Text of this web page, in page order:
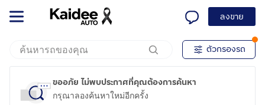
ลงขาย
ตัวกรองรถ
ขออภัย ไม่พบประกาศที่คุณต้องการค้นหา
กรุณาลองค้นหาใหม่อีกครั้ง